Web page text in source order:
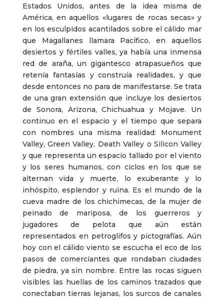
Estados Unidos, antes de la idea misma de
América, en aquellos «lugares de rocas secas» y
en los esculpidos acantilados sobre el cálido mar
que Magallanes llamara Pacífico, en aquellos
desiertos y fértiles valles, ya había una inmensa
red de araña, un gigantesco atrapasueños que
retenía fantasías y construía realidades, y que
desde entonces no para de manifestarse. Se trata
de una gran extensión que incluye los desiertos
de Sonora, Arizona, Chichuahua y Mojave. Un
continuo en el espacio y el tiempo que separa
con nombres una misma realidad: Monument
Valley, Green Valley, Death Valley o Silicon Valley
y que representa un espacio tallado por el viento
y los seres humanos, con ciclos en los que se
alternan vida y muerte, lo exuberante y lo
inhóspito, esplendor y ruina. Es el mundo de la
cueva madre de los chichimecas, de la mujer de
peinado de mariposa, de los guerreros y
jugadores de pelota que aún están
representados en petroglifos y pictografías. Aún
hoy con el cálido viento se escucha el eco de los
pasos de comerciantes que rondaban ciudades
de piedra, ya sin nombre. Entre las rocas siguen
visibles las huellas de los caminos trazados que
conectaban tierras lejanas, los surcos de canales